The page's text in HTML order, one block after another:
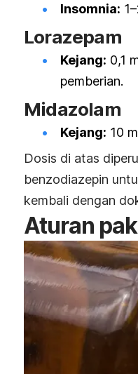
Insomnia:
Lorazepam
Kejang: 0,1
pemberian.
Midazolam
Kejang: 10
Dosis di atas
benzodiazepin
kembali dengan
Aturan